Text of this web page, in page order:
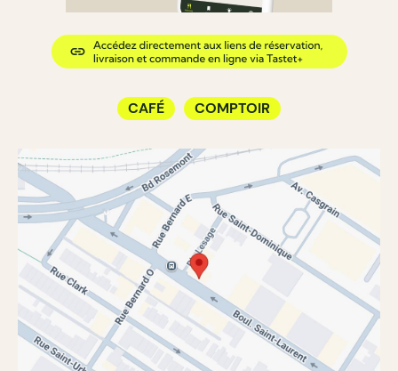
CAFÉ COMPTOIR